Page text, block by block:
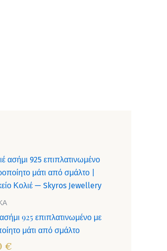
925 επιπλατινωμένο με
μάτι από σμάλτο
€